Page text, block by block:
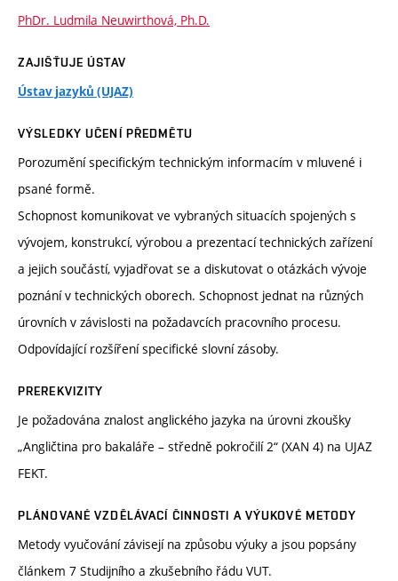
PhDr. Ludmila Neuwirthová, Ph.D.
ZAJIŠŤUJE ÚSTAV
Ústav jazyků (UJAZ)
VÝSLEDKY UČENÍ PŘEDMĚTU
Porozumění specifickým technickým informacím v mluvené i
psané formě.
Schopnost komunikovat ve vybraných situacích spojených s
vývojem, konstrukcí, výrobou a prezentací technických zařízení
a jejich součástí, vyjadřovat se a diskutovat o otázkách vývoje
poznání v technických oborech. Schopnost jednat na různých
úrovních v závislosti na požadavcích pracovního procesu.
Odpovídající rozšíření specifické slovní zásoby.
PREREKVIZITY
Je požadována znalost anglického jazyka na úrovni zkoušky
„Angličtina pro bakaláře – středně pokročilí 2“ (XAN 4) na UJAZ
FEKT.
PLÁNOVANÉ VZDĚLÁVACÍ ČINNOSTI A VÝUKOVÉ METODY
Metody vyučování závisejí na způsobu výuky a jsou popsány
článkem 7 Studijního a zkušebního řádu VUT.